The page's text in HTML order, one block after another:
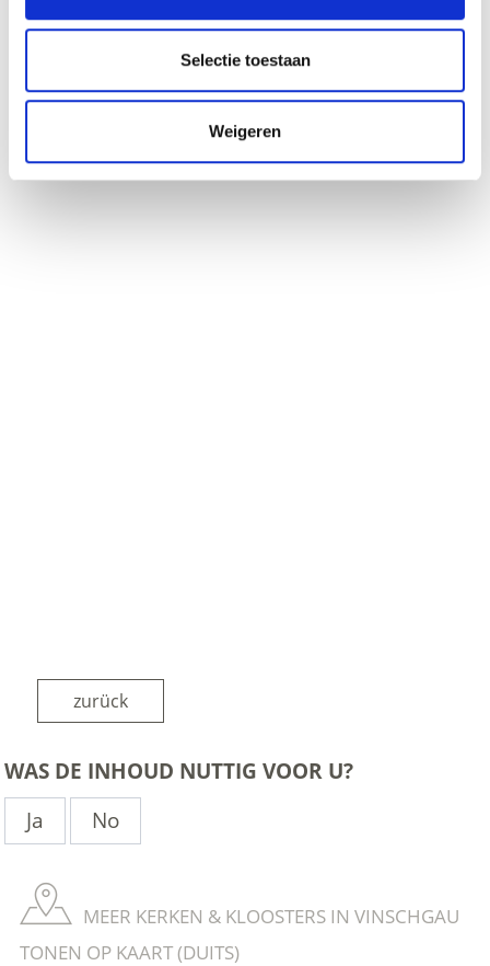
Selectie toestaan
Weigeren
Kaart- en hoogteprofiel
zurück
WAS DE INHOUD NUTTIG VOOR U?
Ja
No
MEER KERKEN & KLOOSTERS IN VINSCHGAU
TONEN OP KAART (DUITS)